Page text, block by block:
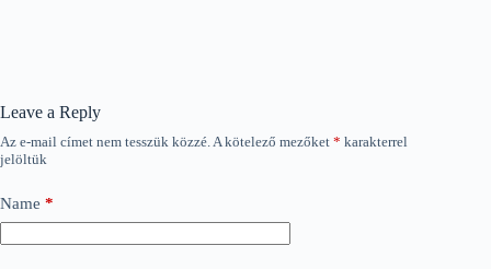
Leave a Reply
Az e-mail címet nem tesszük közzé.A kötelező mezőket * karakterrel
jelöltük
Name *